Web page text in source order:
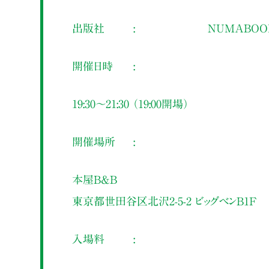
出版社
開催日時
19:30～21:30 （19:00開場）
開催場所
本屋B&B
東京都世田谷区北沢2-5-2 ビッグベンB1F
入場料